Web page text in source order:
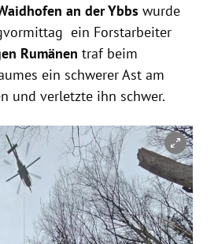
an der Ybbs wurde
ein Forstarbeiter
Rumänen traf beim
ein schwerer Ast am
und verletzte ihn schwer.
schließen